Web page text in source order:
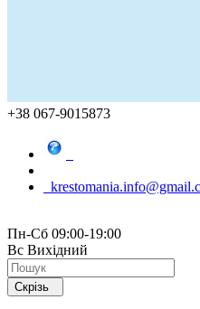
+38 067-9015873
Пн-Сб 09:00-19:00
Вс Вихідний
Скрізь